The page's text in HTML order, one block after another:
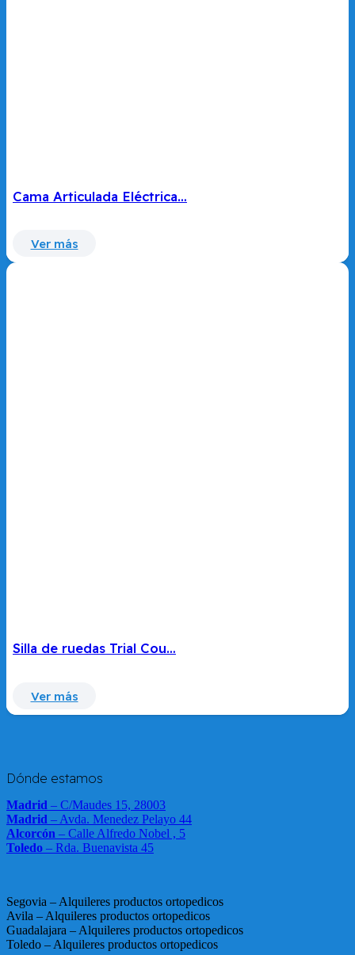
Cama Articulada Eléctrica…
Ver más
Silla de ruedas Trial Cou…
Ver más
Dónde estamos
Madrid – C/Maudes 15, 28003
Madrid – Avda. Menedez Pelayo 44
Alcorcón – Calle Alfredo Nobel , 5
Toledo – Rda. Buenavista 45
Segovia – Alquileres productos ortopedicos
Avila – Alquileres productos ortopedicos
Guadalajara – Alquileres productos ortopedicos
Toledo – Alquileres productos ortopedicos